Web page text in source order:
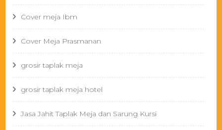
Cover meja Ibm
Cover Meja Prasmanan
grosir taplak meja
grosir taplak meja hotel
Jasa Jahit Taplak Meja dan Sarung Kursi